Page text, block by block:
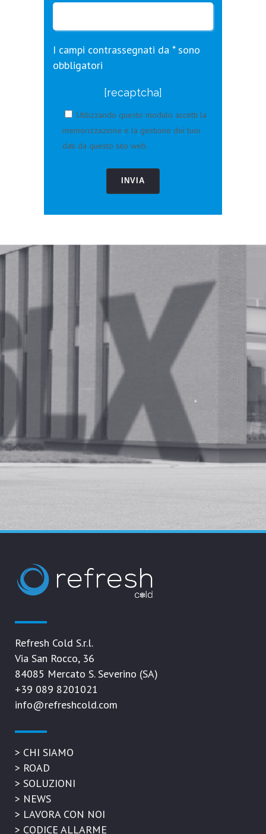
I campi contrassegnati da * sono
obbligatori
[recaptcha]
Utilizzando questo modulo accetti la
memorizzazione e la gestione dei tuoi
dati da questo sito web.
Refresh Cold S.r.l.
Via San Rocco, 36
84085 Mercato S. Severino (SA)
+39 089 8201021
info@refreshcold.com
> CHI SIAMO
> ROAD
> SOLUZIONI
> NEWS
> LAVORA CON NOI
> CODICE ALLARME